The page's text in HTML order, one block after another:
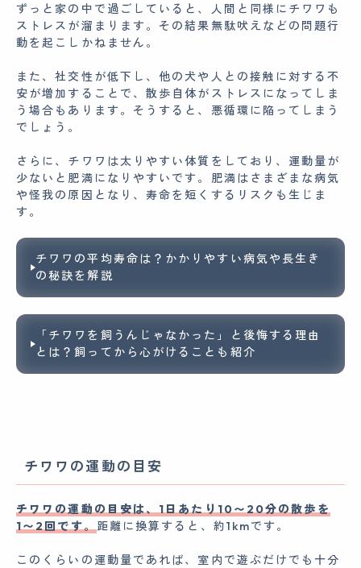
ずっと家の中で過ごしていると、人間と同様にチワワも
ストレスが溜まります。その結果無駄吠えなどの問題行
動を起こしかねません。
また、社交性が低下し、他の犬や人との接触に対する不
安が増加することで、散歩自体がストレスになってしま
う場合もあります。そうすると、悪循環に陥ってしまう
でしょう。
さらに、チワワは太りやすい体質をしており、運動量が
少ないと肥満になりやすいです。肥満はさまざまな病気
や怪我の原因となり、寿命を短くするリスクも生じま
す。
チワワの平均寿命は？かかりやすい病気や長生き
の秘訣を解説
「チワワを飼うんじゃなかった」と後悔する理由
とは？飼ってから心がけることも紹介
チワワの運動の目安
チワワの運動の目安は、1日あたり10〜20分の散歩を
1〜2回です。距離に換算すると、約1kmです。
このくらいの運動量であれば、室内で遊ぶだけでも十分